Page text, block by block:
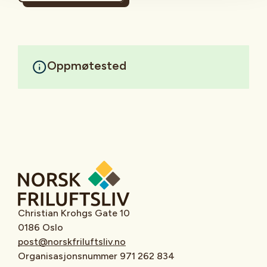
Oppmøtested
Christian Krohgs Gate 10
0186 Oslo
post@norskfriluftsliv.no
Organisasjonsnummer 971 262 834